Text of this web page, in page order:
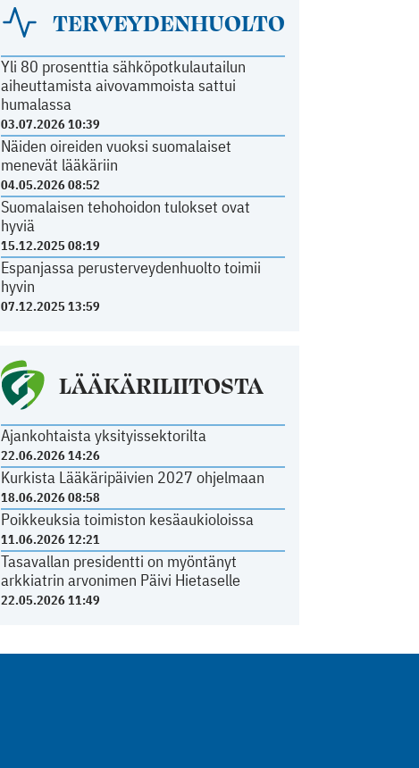
TERVEYDENHUOLTO
Yli 80 prosenttia sähköpotkulautailun
aiheuttamista aivovammoista sattui
humalassa
03.07.2026 10:39
Näiden oireiden vuoksi suomalaiset
menevät lääkäriin
04.05.2026 08:52
Suomalaisen tehohoidon tulokset ovat
hyviä
15.12.2025 08:19
Espanjassa perusterveydenhuolto toimii
hyvin
07.12.2025 13:59
LÄÄKÄRILIITOSTA
Ajankohtaista yksityissektorilta
22.06.2026 14:26
Kurkista Lääkäripäivien 2027 ohjelmaan
18.06.2026 08:58
Poikkeuksia toimiston kesäaukioloissa
11.06.2026 12:21
Tasavallan presidentti on myöntänyt
arkkiatrin arvonimen Päivi Hietaselle
22.05.2026 11:49